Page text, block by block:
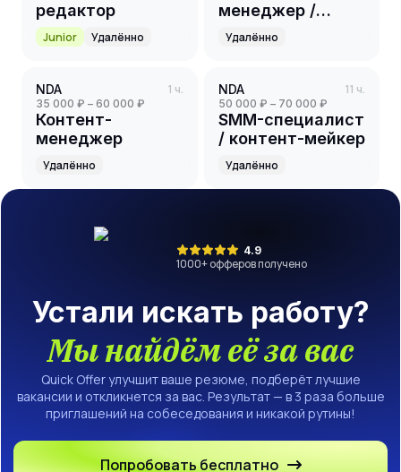
редактор
Junior Удалённо
менеджер /
сценарист в
личный блог
Удалённо
NDA 1 ч.
35 000 ₽ – 60 000 ₽
Контент-
менеджер
Удалённо
NDA 11 ч.
50 000 ₽ – 70 000 ₽
SMM-специалист
/ контент-мейкер
Удалённо
4.9
1000+ офферов получено
Устали искать работу?
Мы найдём её за вас
Quick Offer улучшит ваше резюме, подберёт лучшие
вакансии и откликнется за вас. Результат — в 3 раза больше
приглашений на собеседования и никакой рутины!
Попробовать бесплатно